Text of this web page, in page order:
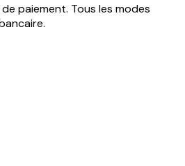
paiement. Tous les modes